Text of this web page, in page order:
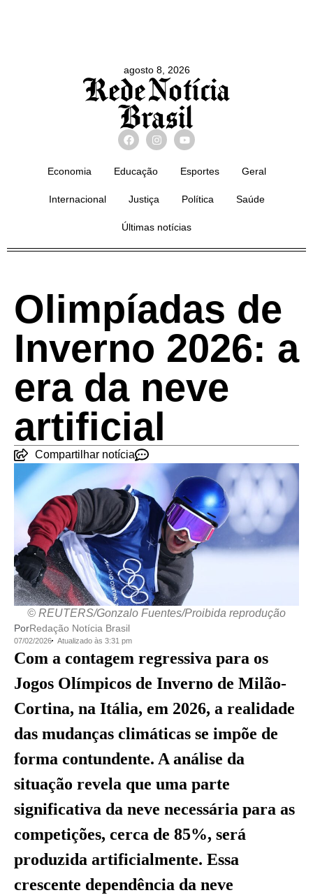
agosto 8, 2026
Economia Educação Esportes Geral
Internacional Justiça Política Saúde
Últimas notícias
Olimpíadas de
Inverno 2026: a
era da neve
artificial
Compartilhar notícia
© REUTERS/Gonzalo Fuentes/Proibida reprodução
PorRedação Notícia Brasil
07/02/2026 Atualizado às 3:31 pm
Com a contagem regressiva para os
Jogos Olímpicos de Inverno de Milão-
Cortina, na Itália, em 2026, a realidade
das mudanças climáticas se impõe de
forma contundente. A análise da
situação revela que uma parte
significativa da neve necessária para as
competições, cerca de 85%, será
produzida artificialmente. Essa
crescente dependência da neve